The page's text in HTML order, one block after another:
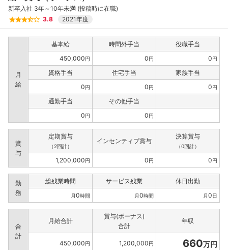
新卒入社 3年～10年未満 (投稿時に在職)
3.8
2021年度
月
給
基本給 時間外手当
役職手当
450,000円 0円 0円
資格手当 住宅手当
家族手当
0円 0円 0円
通勤手当
その他手当
0円 0円
賞
与
定期賞与
（2回計）
インセンティブ賞与
決算賞与
（0回計）
1,200,000円 0円 0円
勤
務
総残業時間 サービス残業 休日出勤
月0時間 月0時間 月0日
合
計
月給合計
賞与(ボーナス)
合計
年収
450,000円 1,200,000円 660万円